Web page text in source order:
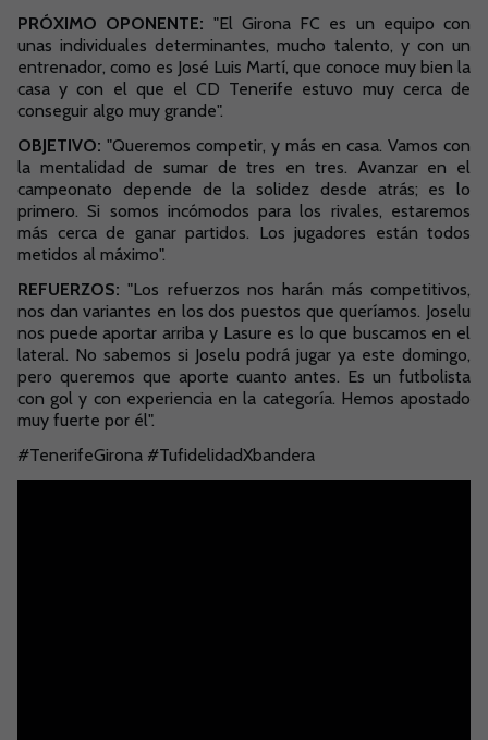
PRÓXIMO OPONENTE: "El Girona FC es un equipo con
unas individuales determinantes, mucho talento, y con un
entrenador, como es José Luis Martí, que conoce muy bien la
casa y con el que el CD Tenerife estuvo muy cerca de
conseguir algo muy grande".
OBJETIVO: "Queremos competir, y más en casa. Vamos con
la mentalidad de sumar de tres en tres. Avanzar en el
campeonato depende de la solidez desde atrás; es lo
primero. Si somos incómodos para los rivales, estaremos
más cerca de ganar partidos. Los jugadores están todos
metidos al máximo".
REFUERZOS: "Los refuerzos nos harán más competitivos,
nos dan variantes en los dos puestos que queríamos. Joselu
nos puede aportar arriba y Lasure es lo que buscamos en el
lateral. No sabemos si Joselu podrá jugar ya este domingo,
pero queremos que aporte cuanto antes. Es un futbolista
con gol y con experiencia en la categoría. Hemos apostado
muy fuerte por él".
#TenerifeGirona #TufidelidadXbandera